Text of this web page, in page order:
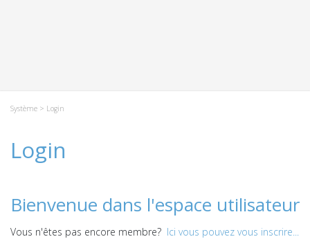
Système > Login
Login
Bienvenue dans l'espace utilisateur
Vous n'êtes pas encore membre? Ici vous pouvez vous inscrire...